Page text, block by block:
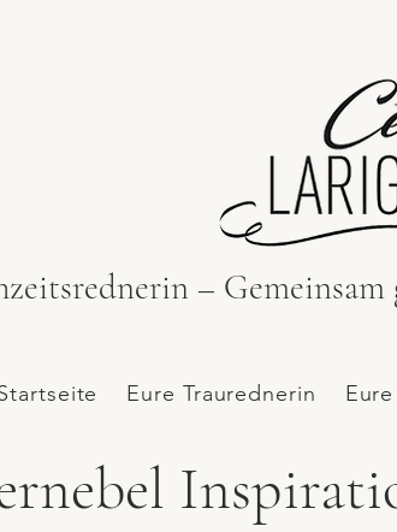
–
Eure Traurednerin